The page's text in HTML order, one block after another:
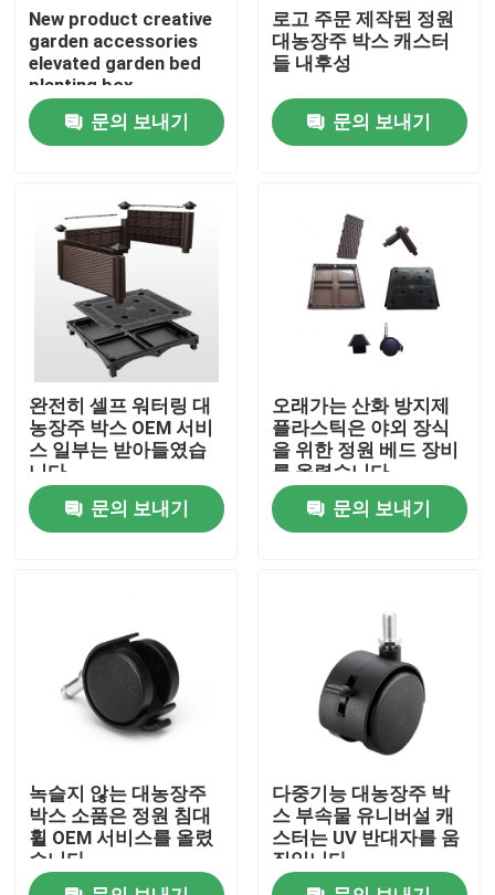
제품 소개
회사 소개
공장 투어
품질 관리
뉴스
모든 케이스
플라스틱 높이는 대농장주 박스
플라스틱 정원 대농장주 박스
New product creative
garden accessories
elevated garden bed
planting box
accessories column
legs
문의 보내기
로고 주문 제작된 정원
대농장주 박스 캐스터
들 내후성
문의 보내기
완전히 셀프 워터링 대
농장주 박스 OEM 서비
스 일부는 받아들였습
니다
문의 보내기
오래가는 산화 방지제
플라스틱은 야외 장식
을 위한 정원 베드 장비
를 올렸습니다
문의 보내기
녹슬지 않는 대농장주
박스 소품은 정원 침대
휠 OEM 서비스를 올렸
습니다
다중기능 대농장주 박
스 부속물 유니버설 캐
스터는 UV 반대자를 움
직입니다